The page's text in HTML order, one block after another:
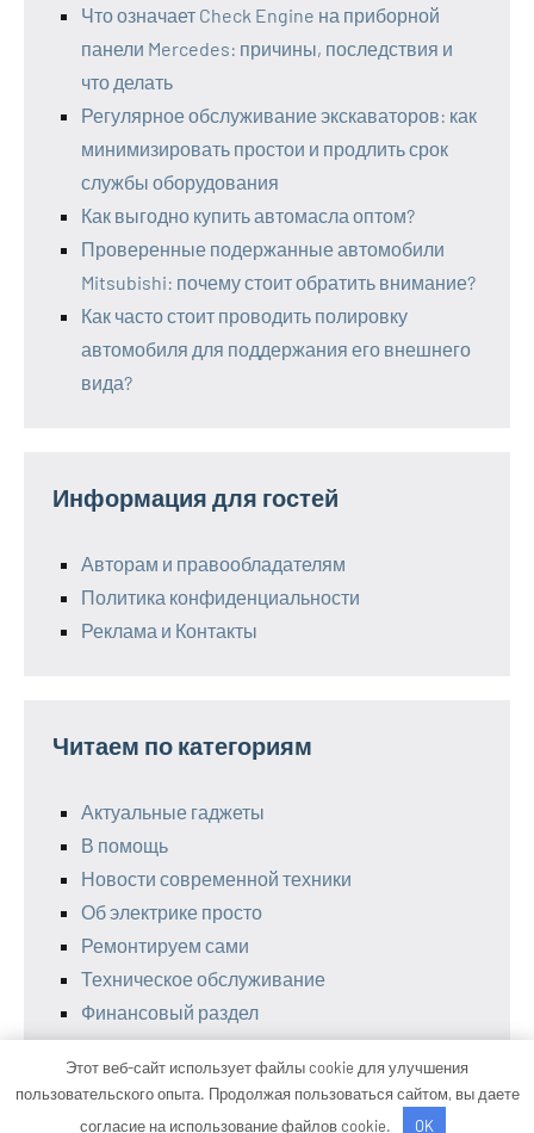
Что означает Check Engine на приборной
панели Mercedes: причины, последствия и
что делать
Регулярное обслуживание экскаваторов: как
минимизировать простои и продлить срок
службы оборудования
Как выгодно купить автомасла оптом?
Проверенные подержанные автомобили
Mitsubishi: почему стоит обратить внимание?
Как часто стоит проводить полировку
автомобиля для поддержания его внешнего
вида?
Информация для гостей
Авторам и правообладателям
Политика конфиденциальности
Реклама и Контакты
Читаем по категориям
Актуальные гаджеты
В помощь
Новости современной техники
Об электрике просто
Ремонтируем сами
Техническое обслуживание
Финансовый раздел
Тема WordPress: Occasio от ThemeZee.
Этот веб-сайт использует файлы cookie для улучшения
пользовательского опыта. Продолжая пользоваться сайтом, вы даете
согласие на использование файлов cookie.
OK